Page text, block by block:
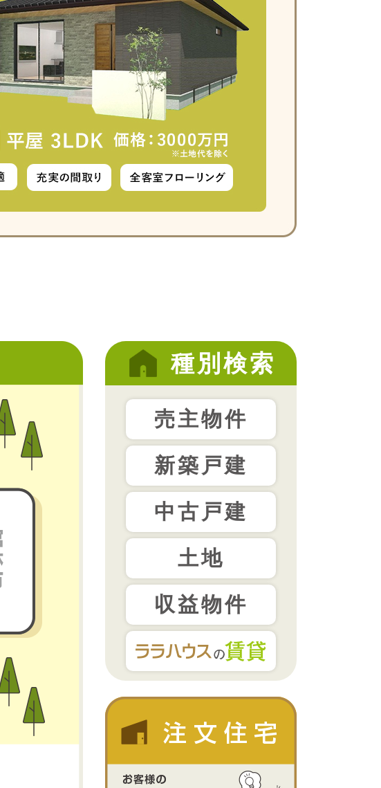
種別検索
売主物件
新築戸建
中古戸建
土地
収益物件